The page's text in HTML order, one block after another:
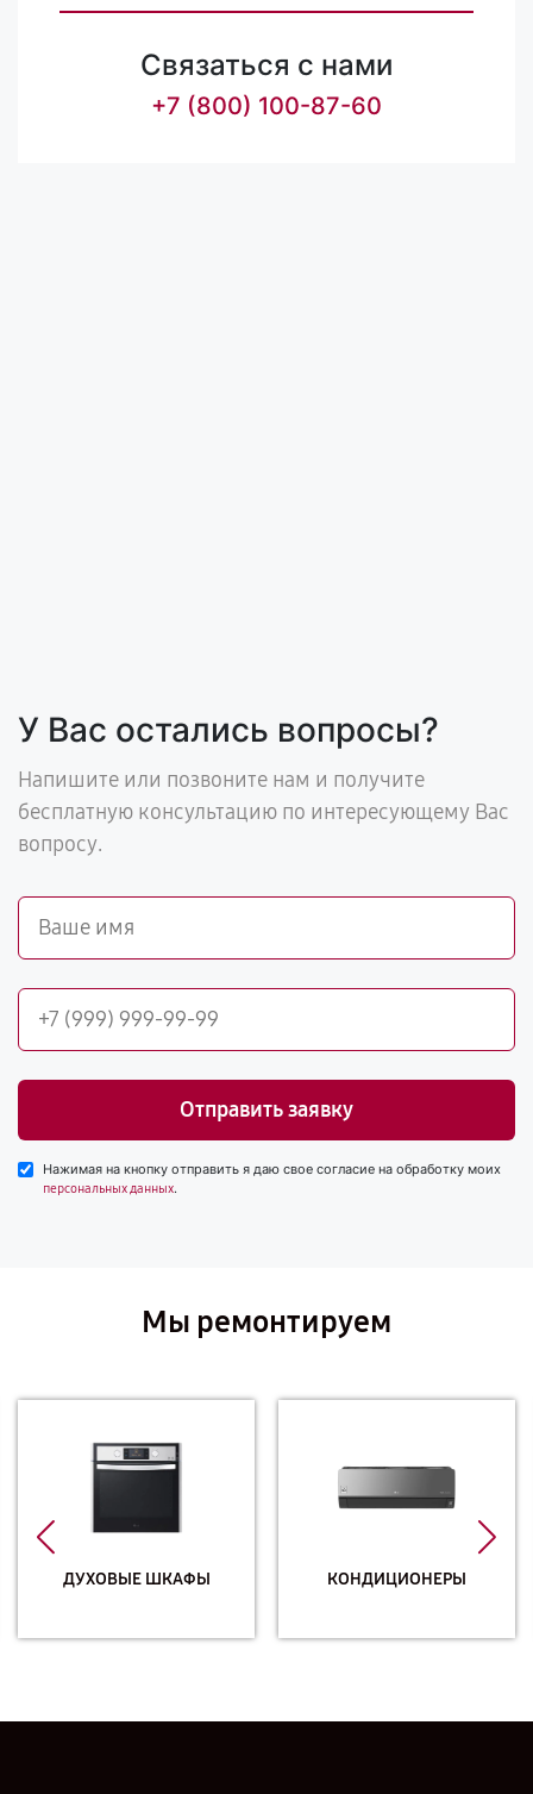
Связаться с нами
+7 (800) 100-87-60
У Вас остались вопросы?
Напишите или позвоните нам и получите
бесплатную консультацию по интересующему Вас
вопросу.
Отправить заявку
Нажимая на кнопку отправить я даю свое согласие на обработку моих
персональных данных.
Мы ремонтируем
ДУХОВЫЕ ШКАФЫ КОНДИЦИОНЕРЫ